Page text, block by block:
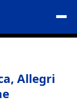
Allegri